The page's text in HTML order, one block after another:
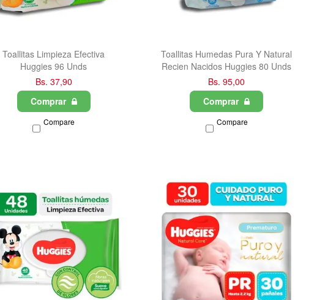
Toallitas Limpieza Efectiva
Huggies 96 Unds
Bs. 37,90
Comprar
Compare
Toallitas Humedas Pura Y Natural
Recien Nacidos Huggies 80 Unds
Bs. 95,00
Comprar
Compare